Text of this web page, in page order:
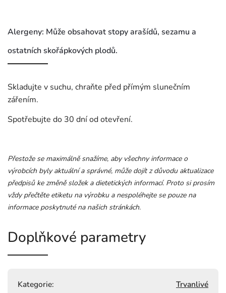
Alergeny: Může obsahovat stopy arašídů, sezamu a
ostatních skořápkových plodů.
Skladujte v suchu, chraňte před přímým slunečním
zářením.
Spotřebujte do 30 dní od otevření.
Přestože se maximálně snažíme, aby všechny informace o
výrobcích byly aktuální a správné, může dojít z důvodu aktualizace
předpisů ke změně složek a dietetických informací. Proto si prosím
vždy přečtěte etiketu na výrobku a nespoléhejte se pouze na
informace poskytnuté na našich stránkách.
Doplňkové parametry
Kategorie:
Trvanlivé